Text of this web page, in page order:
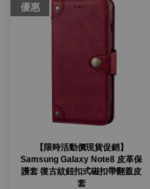
優惠
【限時活動價現貨促銷】
Samsung Galaxy Note8 皮革保
護套 復古紋鈕扣式磁扣帶翻蓋皮
套